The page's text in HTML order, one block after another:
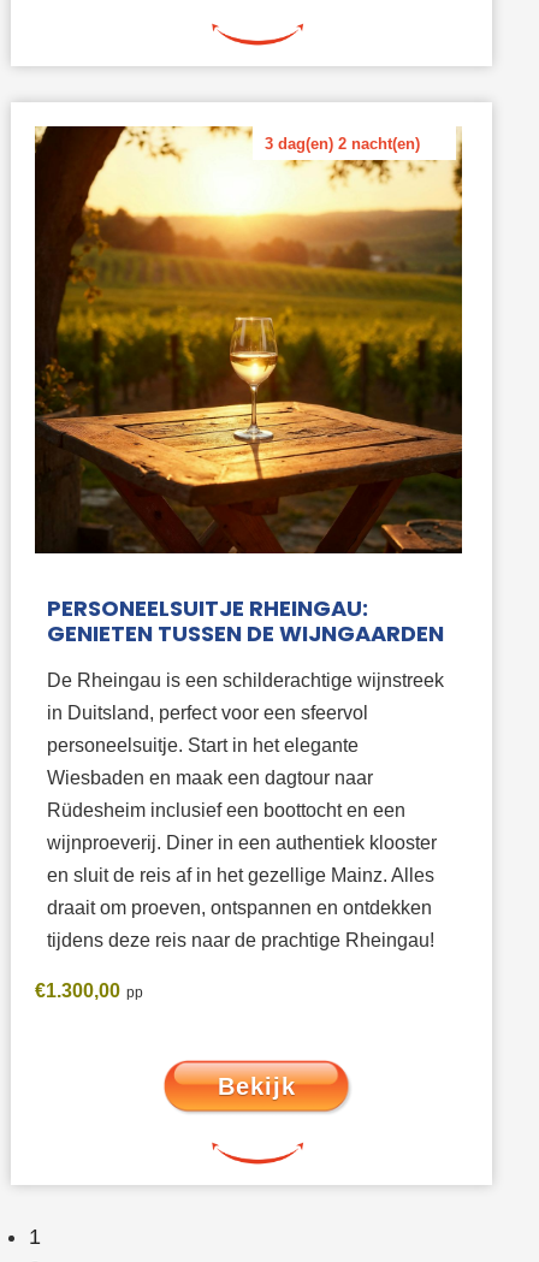
PERSONEELSUITJE RHEINGAU:
GENIETEN TUSSEN DE WIJNGAARDEN
De Rheingau is een schilderachtige wijnstreek
in Duitsland, perfect voor een sfeervol
personeelsuitje. Start in het elegante
Wiesbaden en maak een dagtour naar
Rüdesheim inclusief een boottocht en een
wijnproeverij. Diner in een authentiek klooster
en sluit de reis af in het gezellige Mainz. Alles
draait om proeven, ontspannen en ontdekken
tijdens deze reis naar de prachtige Rheingau!
3 dag(en) 2 nacht(en)
€1.300,00
Bekijk
1